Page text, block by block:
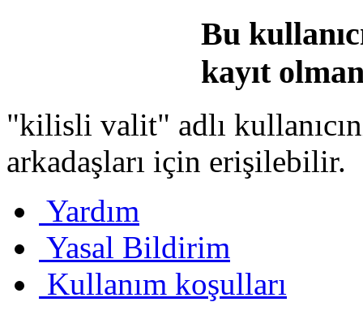
Bu
kayıt
"kilisli valit" adlı
arkadaşları için erişilebilir.
Yardım
Yasal Bildirim
Kullanım koşulları